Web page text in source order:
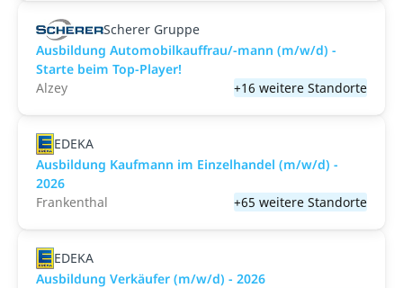
Scherer Gruppe
Ausbildung Automobilkauffrau/-mann (m/w/d) -
Starte beim Top-Player!
Alzey
+16 weitere Standorte
EDEKA
Ausbildung Kaufmann im Einzelhandel (m/w/d) -
2026
Frankenthal
+65 weitere Standorte
EDEKA
Ausbildung Verkäufer (m/w/d) - 2026